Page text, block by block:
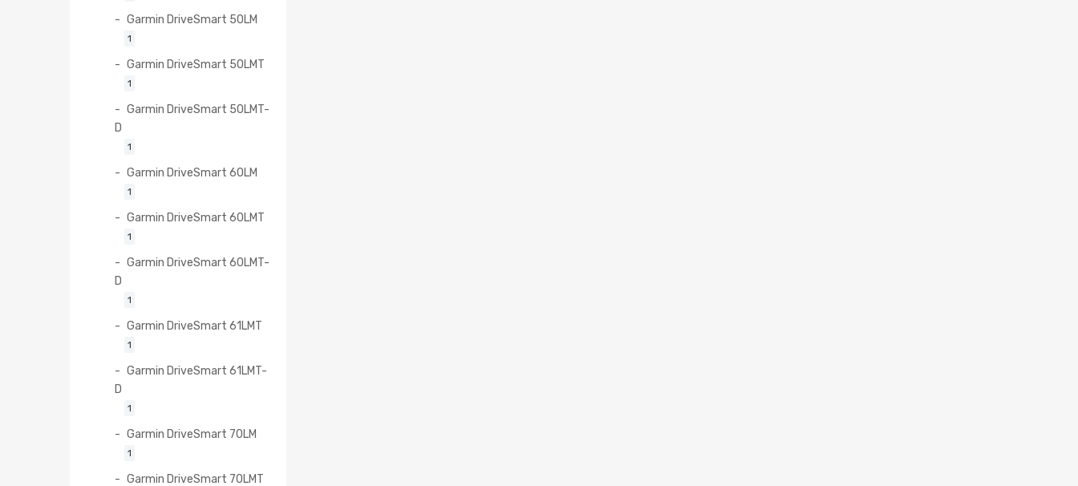
Garmin DriveSmart 50LM
1
Garmin DriveSmart 50LMT
1
Garmin DriveSmart 50LMT-
D
1
Garmin DriveSmart 60LM
1
Garmin DriveSmart 60LMT
1
Garmin DriveSmart 60LMT-
D
1
Garmin DriveSmart 61LMT
1
Garmin DriveSmart 61LMT-
D
1
Garmin DriveSmart 70LM
1
Garmin DriveSmart 70LMT